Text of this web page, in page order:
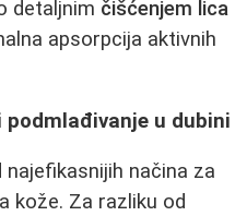
detaljnim čišćenjem lica
apsorpcija aktivnih
podmlađivanje u dubini
najefikasnijih načina za
kože. Za razliku od